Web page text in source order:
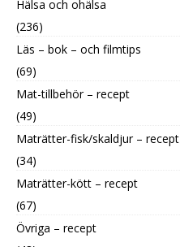
Hälsa och ohälsa
(236)
Läs – bok – och filmtips
(69)
Mat-tillbehör – recept
(49)
Maträtter-fisk/skaldjur – recept
(34)
Maträtter-kött – recept
(67)
Övriga – recept